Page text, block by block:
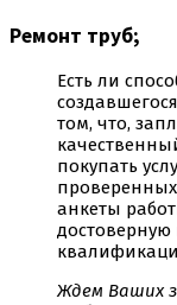
Ремонт труб;
Есть ли
том, что,
покупать
анкеты
Ждем Ваших